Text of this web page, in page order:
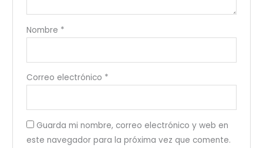
Nombre *
Correo electrónico *
Guarda mi nombre, correo electrónico y web en
este navegador para la próxima vez que comente.